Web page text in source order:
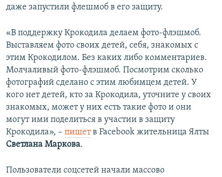
даже запустили флешмоб в его защиту.
«В поддержку Крокодила делаем фото-флэшмоб.
Выставляем фото своих детей, себя, знакомых с
этим Крокодилом. Без каких либо комментариев.
Молчаливый фото-флэшмоб. Посмотрим сколько
фотографий сделано с этим любимцем детей. У
кого нет детей, кто за Крокодила, уточните у своих
знакомых, может у них есть такие фото и они
могут ими поделиться в участии в защиту
Крокодила», – пишетв Facebook жительница Ялты
Светлана Маркова.
Пользователи соцсетей начали массово